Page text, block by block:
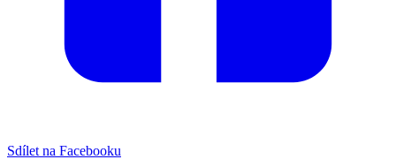
Sdílet na Facebooku